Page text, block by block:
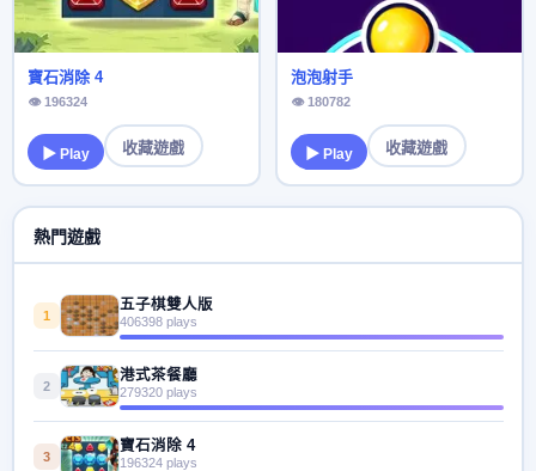
寶石消除 4
👁 196324
▶ Play 收藏遊戲
泡泡射手
👁 180782
▶ Play 收藏遊戲
熱門遊戲
1
五子棋雙人版
406398 plays
2
港式茶餐廳
279320 plays
3
寶石消除 4
196324 plays